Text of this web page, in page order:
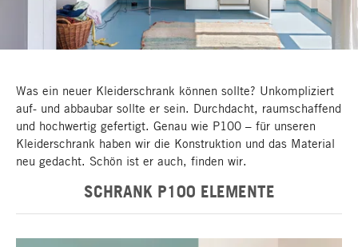
Was ein neuer Kleiderschrank können sollte? Unkompliziert
auf- und abbaubar sollte er sein. Durchdacht, raumschaffend
und hochwertig gefertigt. Genau wie P100 – für unseren
Kleiderschrank haben wir die Konstruktion und das Material
neu gedacht. Schön ist er auch, finden wir.
SCHRANK P100 ELEMENTE